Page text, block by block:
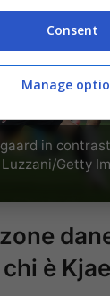
in
Getty
è
Consent
Manage